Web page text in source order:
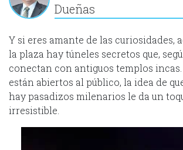
Dueñas
Y si eres amante de las curiosidades,
la plaza hay túneles secretos que,
conectan con antiguos templos
están abiertos al público, la idea de
hay pasadizos milenarios le da un
irresistible.